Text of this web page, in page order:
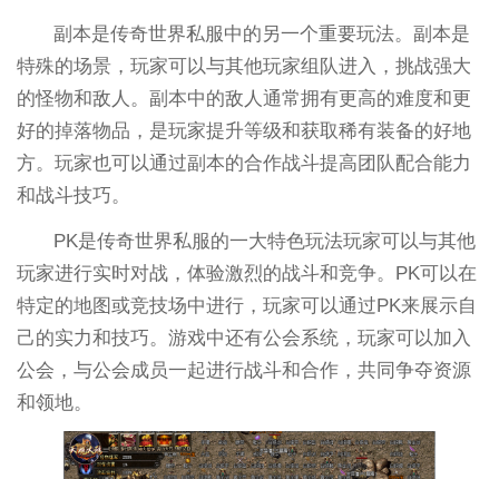
副本是传奇世界私服中的另一个重要玩法。副本是
特殊的场景，玩家可以与其他玩家组队进入，挑战强大
的怪物和敌人。副本中的敌人通常拥有更高的难度和更
好的掉落物品，是玩家提升等级和获取稀有装备的好地
方。玩家也可以通过副本的合作战斗提高团队配合能力
和战斗技巧。
PK是传奇世界私服的一大特色玩法玩家可以与其他
玩家进行实时对战，体验激烈的战斗和竞争。PK可以在
特定的地图或竞技场中进行，玩家可以通过PK来展示自
己的实力和技巧。游戏中还有公会系统，玩家可以加入
公会，与公会成员一起进行战斗和合作，共同争夺资源
和领地。